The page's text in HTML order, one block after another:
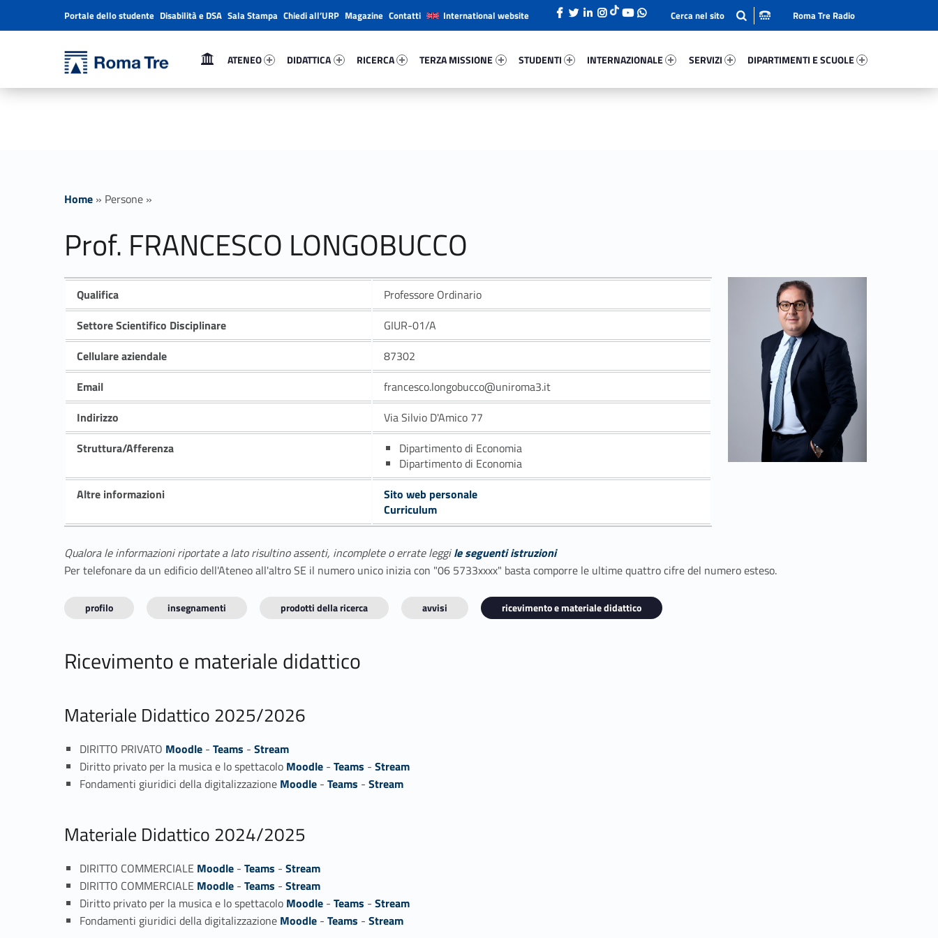
Prof. FRANCESCO LONGOBUCCO - Università Roma Tre
Primary Menu
ATENEO
DIDATTICA
RICERCA
TERZA MISSIONE
STUDENTI
INTERNAZIONALE
SERVIZI
DIPARTIMENTI E SCUOLE
Header info sidebar
Portale dello studente Disabilità e DSA Sala Stampa Chiedi all’URP Magazine Contatti International website Roma Tre Radio
Home » Persone »
Prof. FRANCESCO LONGOBUCCO
Qualifica
Professore Ordinario
Settore Scientifico Disciplinare
GIUR-01/A
Cellulare aziendale
87302
Email
francesco.longobucco@uniroma3.it
Indirizzo
Via Silvio D'Amico 77
Struttura/Afferenza
Dipartimento di Economia
Dipartimento di Economia
Altre informazioni
Sito web personale
Curriculum
Qualora le informazioni riportate a lato risultino assenti, incomplete o errate leggile seguenti istruzioni
Per telefonare da un edificio dell'Ateneo all'altro SE il numero unico inizia con "06 5733xxxx" basta comporre le ultime quattro cifre del numero esteso.
profilo insegnamenti prodotti della ricerca avvisi ricevimento e materiale didattico
Ricevimento e materiale didattico
Materiale Didattico 2025/2026
DIRITTO PRIVATO Moodle -Teams -Stream
Diritto privato per la musica e lo spettacolo Moodle -Teams -Stream
Fondamenti giuridici della digitalizzazione Moodle -Teams -Stream
Materiale Didattico 2024/2025
DIRITTO COMMERCIALE Moodle -Teams -Stream
DIRITTO COMMERCIALE Moodle -Teams -Stream
Diritto privato per la musica e lo spettacolo Moodle -Teams -Stream
Fondamenti giuridici della digitalizzazione Moodle -Teams -Stream